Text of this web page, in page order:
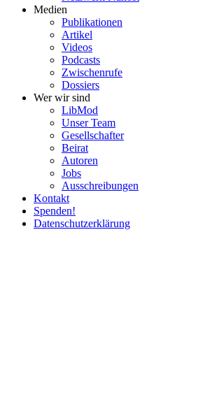
Medien
Publi­ka­tionen
Artikel
Videos
Podcasts
Zwischenrufe
Dossiers
Wer wir sind
LibMod
Unser Team
Gesell­schafter
Beirat
Autoren
Jobs
Ausschrei­bungen
Kontakt
Spenden!
Daten­schutz­er­klärung